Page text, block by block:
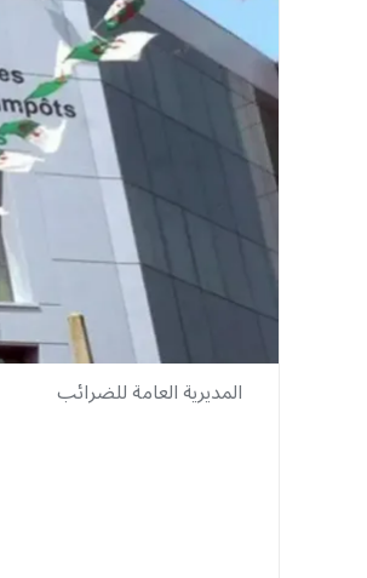
المديرية العامة للضرائب